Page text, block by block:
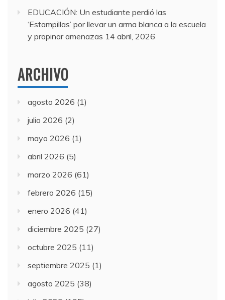
EDUCACIÓN: Un estudiante perdió las
‘Estampillas’ por llevar un arma blanca a la escuela
y propinar amenazas 14 abril, 2026
ARCHIVO
agosto 2026 (1)
julio 2026 (2)
mayo 2026 (1)
abril 2026 (5)
marzo 2026 (61)
febrero 2026 (15)
enero 2026 (41)
diciembre 2025 (27)
octubre 2025 (11)
septiembre 2025 (1)
agosto 2025 (38)